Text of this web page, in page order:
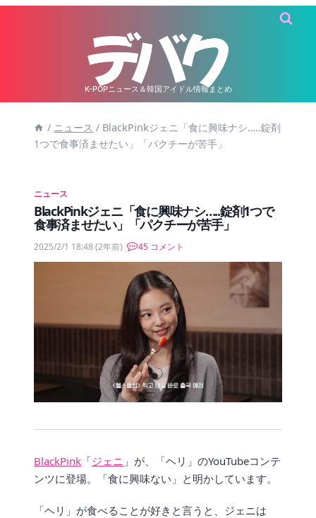
K-POPニュース＆韓国アイドル情報まとめ
/ ニュース / BlackPinkジェニ「食に興味ナシ…..錠剤
1つで食事済ませたい」「パクチーが苦手」
ニュース
BlackPinkジェニ「食に興味ナシ…..錠剤1つで
食事済ませたい」「パクチーが苦手」
2025/2/1 18:48 (2年前) 45 コメント
BlackPink 「ジェニ 」が、「ヘリ」のYouTubeコンテ
ンツに登場。「食に興味ない」と明かしています。
「ヘリ」が食べることが好きと言うと、ジェニは